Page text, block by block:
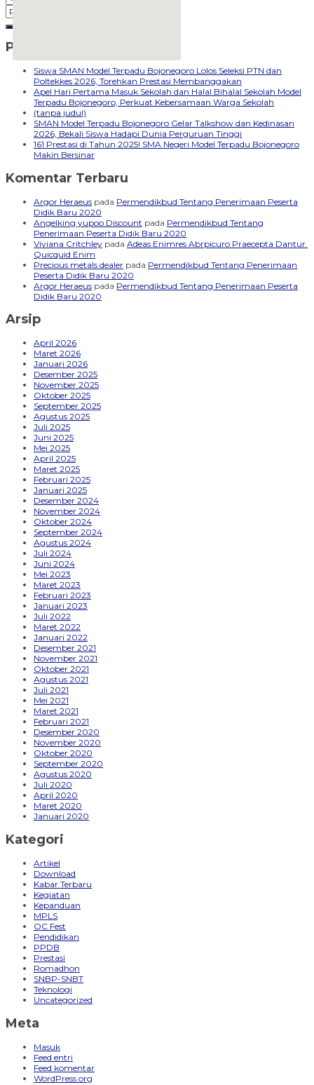
embedgooglemap.net
Pos-pos Terbaru
Siswa SMAN Model Terpadu Bojonegoro Lolos Seleksi PTN dan
Poltekkes 2026, Torehkan Prestasi Membanggakan
Apel Hari Pertama Masuk Sekolah dan Halal Bihalal Sekolah Model
Terpadu Bojonegoro, Perkuat Kebersamaan Warga Sekolah
(tanpa judul)
SMAN Model Terpadu Bojonegoro Gelar Talkshow dan Kedinasan
2026, Bekali Siswa Hadapi Dunia Perguruan Tinggi
161 Prestasi di Tahun 2025! SMA Negeri Model Terpadu Bojonegoro
Makin Bersinar
Komentar Terbaru
Argor Heraeus pada Permendikbud Tentang Penerimaan Peserta
Didik Baru 2020
Angelking yupoo Discount pada Permendikbud Tentang
Penerimaan Peserta Didik Baru 2020
Viviana Critchley pada Adeas Enimres Abrpicuro Praecepta Dantur.
Quicquid Enim
Precious metals dealer pada Permendikbud Tentang Penerimaan
Peserta Didik Baru 2020
Argor Heraeus pada Permendikbud Tentang Penerimaan Peserta
Didik Baru 2020
Arsip
April 2026
Maret 2026
Januari 2026
Desember 2025
November 2025
Oktober 2025
September 2025
Agustus 2025
Juli 2025
Juni 2025
Mei 2025
April 2025
Maret 2025
Februari 2025
Januari 2025
Desember 2024
November 2024
Oktober 2024
September 2024
Agustus 2024
Juli 2024
Juni 2024
Mei 2023
Maret 2023
Februari 2023
Januari 2023
Juli 2022
Maret 2022
Januari 2022
Desember 2021
November 2021
Oktober 2021
Agustus 2021
Juli 2021
Mei 2021
Maret 2021
Februari 2021
Desember 2020
November 2020
Oktober 2020
September 2020
Agustus 2020
Juli 2020
April 2020
Maret 2020
Januari 2020
Kategori
Artikel
Download
Kabar Terbaru
Kegiatan
Kepanduan
MPLS
OC Fest
Pendidikan
PPDB
Prestasi
Romadhon
SNBP-SNBT
Teknologi
Uncategorized
Meta
Masuk
Feed entri
Feed komentar
WordPress.org